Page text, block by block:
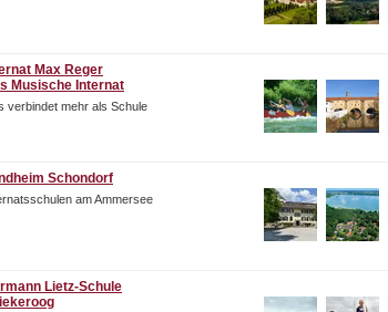
Max Reger
Musische Internat
verbindet mehr als Schule
Schondorf
am Ammersee
Lietz-Schule